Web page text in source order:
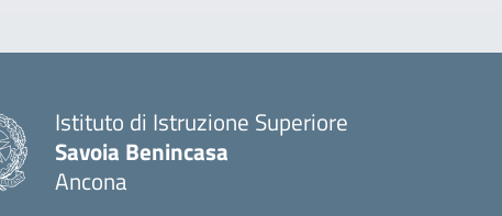
Istituto di Istruzione Superiore
Savoia Benincasa
Ancona